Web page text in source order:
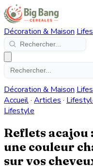
Décoration & Maison
Décoration & Maison
Accueil· Articles ·
Lifestyle
Reflets acajou
une couleur
sur vos